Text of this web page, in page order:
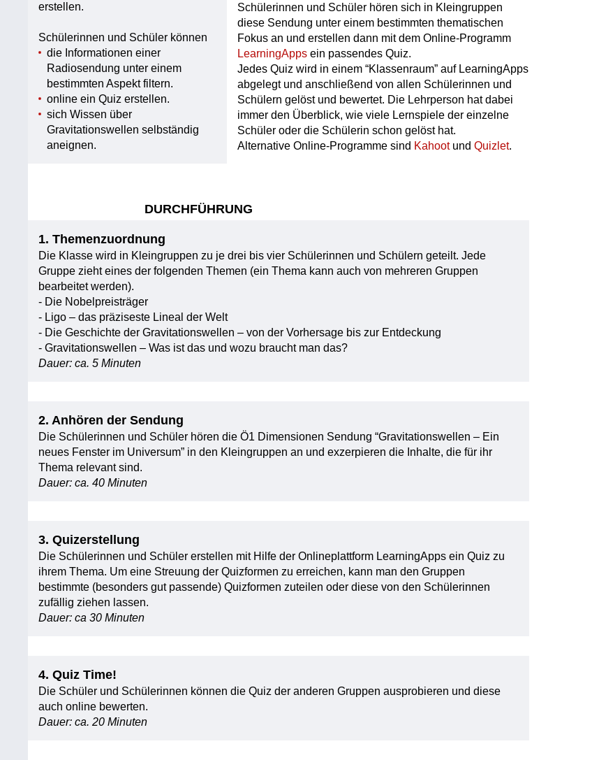
erstellen.
Schülerinnen und Schüler können
die Informationen einer
Radiosendung unter einem
bestimmten Aspekt filtern.
online ein Quiz erstellen.
sich Wissen über
Gravitationswellen selbständig
aneignen.
Schülerinnen und Schüler hören sich in Kleingruppen
diese Sendung unter einem bestimmten thematischen
Fokus an und erstellen dann mit dem Online-Programm
LearningApps ein passendes Quiz.
Jedes Quiz wird in einem “Klassenraum” auf LearningApps
abgelegt und anschließend von allen Schülerinnen und
Schülern gelöst und bewertet. Die Lehrperson hat dabei
immer den Überblick, wie viele Lernspiele der einzelne
Schüler oder die Schülerin schon gelöst hat.
Alternative Online-Programme sind KahootundQuizlet.
DURCHFÜHRUNG
1. Themenzuordnung
Die Klasse wird in Kleingruppen zu je drei bis vier Schülerinnen und Schülern geteilt. Jede
Gruppe zieht eines der folgenden Themen (ein Thema kann auch von mehreren Gruppen
bearbeitet werden).
- Die Nobelpreisträger
- Ligo – das präziseste Lineal der Welt
- Die Geschichte der Gravitationswellen – von der Vorhersage bis zur Entdeckung
- Gravitationswellen – Was ist das und wozu braucht man das?
Dauer: ca. 5 Minuten
2. Anhören der Sendung
Die Schülerinnen und Schüler hören die Ö1 Dimensionen Sendung “Gravitationswellen – Ein
neues Fenster im Universum” in den Kleingruppen an und exzerpieren die Inhalte, die für ihr
Thema relevant sind.
Dauer: ca. 40 Minuten
3. Quizerstellung
Die Schülerinnen und Schüler erstellen mit Hilfe der Onlineplattform LearningApps ein Quiz zu
ihrem Thema. Um eine Streuung der Quizformen zu erreichen, kann man den Gruppen
bestimmte (besonders gut passende) Quizformen zuteilen oder diese von den Schülerinnen
zufällig ziehen lassen.
Dauer: ca 30 Minuten
4. Quiz Time!
Die Schüler und Schülerinnen können die Quiz der anderen Gruppen ausprobieren und diese
auch online bewerten.
Dauer: ca. 20 Minuten